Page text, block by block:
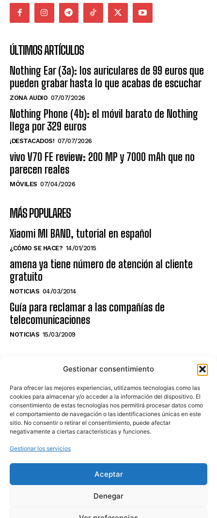
Gestionar consentimiento
Para ofrecer las mejores experiencias, utilizamos tecnologías como las
cookies para almacenar y/o acceder a la información del dispositivo. El
consentimiento de estas tecnologías nos permitirá procesar datos como
el comportamiento de navegación o las identificaciones únicas en este
sitio. No consentir o retirar el consentimiento, puede afectar
negativamente a ciertas características y funciones.
Gestionar los servicios
Aceptar
Denegar
ÚLTIMOS ARTÍCULOS
Nothing Ear (3a): los auriculares de 99 euros que
pueden grabar hasta lo que acabas de escuchar
ZONA AUDIO 07/07/2026
Nothing Phone (4b): el móvil barato de Nothing
llega por 329 euros
¡DESTACADOS! 07/07/2026
vivo V70 FE review: 200 MP y 7000 mAh que no
parecen reales
MÓVILES 07/04/2026
MÁS POPULARES
Xiaomi MI BAND, tutorial en español
¿CÓMO SE HACE? 14/01/2015
amena ya tiene número de atención al cliente
gratuito
NOTICIAS 04/03/2014
Guía para reclamar a las compañías de
telecomunicaciones
NOTICIAS 15/03/2009
NO TE PIERDAS LO ÚLTIMO DEL CANAL
Haz clic en «Estoy de acuerdo» para
activar Youtube
POLÍTICA DE COOKIES